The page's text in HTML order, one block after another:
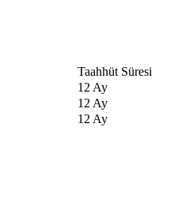
​Taahhüt Süresi​
12 Ay​​
​12 Ay​
​12 Ay​